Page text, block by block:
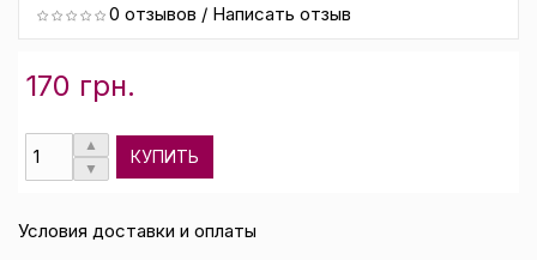
0 отзывов / Написать отзыв
170 грн.
КУПИТЬ
Условия доставки и оплаты